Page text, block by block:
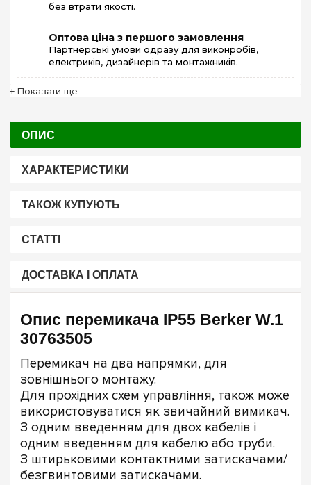
без втрати якості.
Оптова ціна з першого замовлення
Партнерські умови одразу для виконробів,
електриків, дизайнерів та монтажників.
+ Показати ще
ОПИС
ХАРАКТЕРИСТИКИ
ТАКОЖ КУПУЮТЬ
СТАТТІ
ДОСТАВКА І ОПЛАТА
Опис перемикача IP55 Berker W.1
30763505
Перемикач на два напрямки, для
зовнішнього монтажу.
Для прохідних схем управління, також може
використовуватися як звичайний вимикач.
З одним введенням для двох кабелів і
одним введенням для кабелю або труби.
З штирьковими контактними затискачами/
безгвинтовими затискачами.